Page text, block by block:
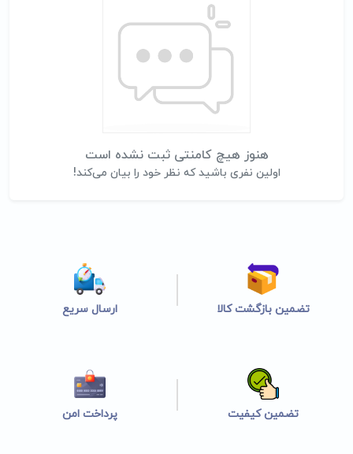
هنوز هیچ کامنتی ثبت نشده است
اولین نفری باشید که نظر خود را بیان می‌کند!
تضمین بازگشت کالا ارسال سریع
تضمین کیفیت پرداخت امن